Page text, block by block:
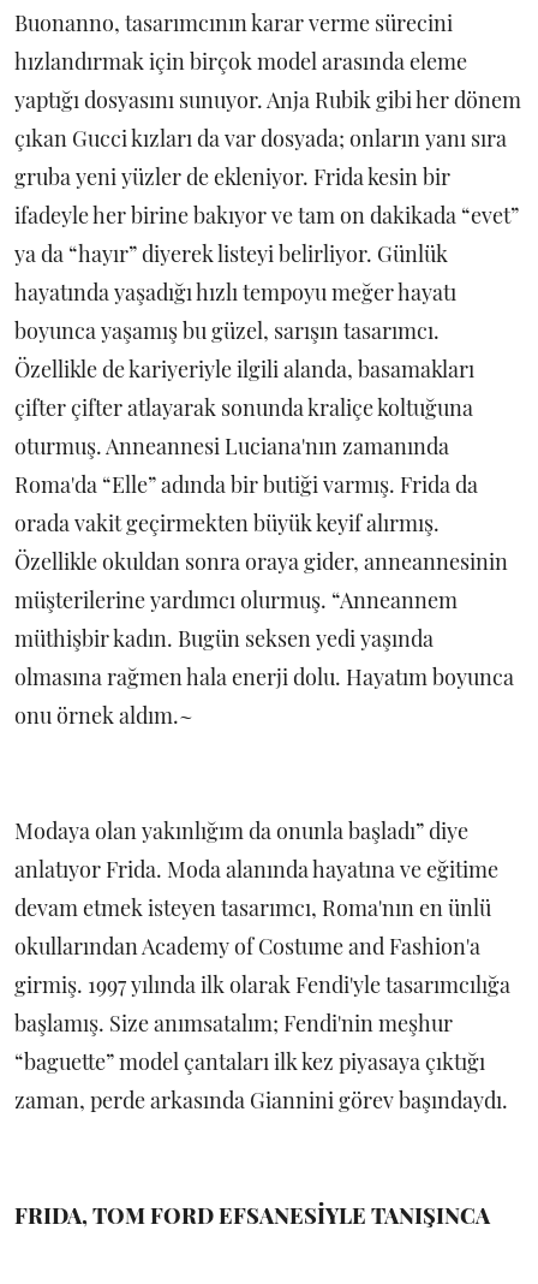
Buonanno, tasarımcının karar verme sürecini
hızlandırmak için birçok model arasında eleme
yaptığı dosyasını sunuyor. Anja Rubik gibi her dönem
çıkan Gucci kızları da var dosyada; onların yanı sıra
gruba yeni yüzler de ekleniyor. Frida kesin bir
ifadeyle her birine bakıyor ve tam on dakikada “evet”
ya da “hayır” diyerek listeyi belirliyor. Günlük
hayatında yaşadığı hızlı tempoyu meğer hayatı
boyunca yaşamış bu güzel, sarışın tasarımcı.
Özellikle de kariyeriyle ilgili alanda, basamakları
çifter çifter atlayarak sonunda kraliçe koltuğuna
oturmuş. Anneannesi Luciana'nın zamanında
Roma'da “Elle” adında bir butiği varmış. Frida da
orada vakit geçirmekten büyük keyif alırmış.
Özellikle okuldan sonra oraya gider, anneannesinin
müşterilerine yardımcı olurmuş. “Anneannem
müthişbir kadın. Bugün seksen yedi yaşında
olmasına rağmen hala enerji dolu. Hayatım boyunca
onu örnek aldım.~
Modaya olan yakınlığım da onunla başladı” diye
anlatıyor Frida. Moda alanında hayatına ve eğitime
devam etmek isteyen tasarımcı, Roma'nın en ünlü
okullarından Academy of Costume and Fashion'a
girmiş. 1997 yılında ilk olarak Fendi'yle tasarımcılığa
başlamış. Size anımsatalım; Fendi'nin meşhur
“baguette” model çantaları ilk kez piyasaya çıktığı
zaman, perde arkasında Giannini görev başındaydı.
FRIDA, TOM FORD EFSANESİYLE TANIŞINCA